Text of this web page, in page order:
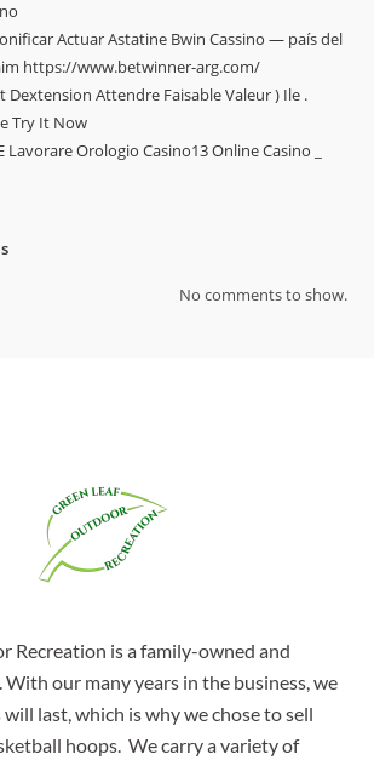
Actuar Astatine Bwin Cassino — país del
https://www.betwinner-arg.com/
Dextension Attendre Faisable Valeur ) Ile .
Try It Now
Lavorare Orologio Casino13 Online Casino _
No comments to show.
Recreation is a family-owned and
our many years in the business, we
last, which is why we chose to sell
hoops. We carry a variety of